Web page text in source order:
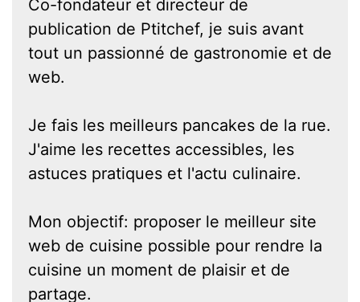
Co-fondateur et directeur de
publication de Ptitchef, je suis avant
tout un passionné de gastronomie et de
web.
Je fais les meilleurs pancakes de la rue.
J'aime les recettes accessibles, les
astuces pratiques et l'actu culinaire.
Mon objectif: proposer le meilleur site
web de cuisine possible pour rendre la
cuisine un moment de plaisir et de
partage.